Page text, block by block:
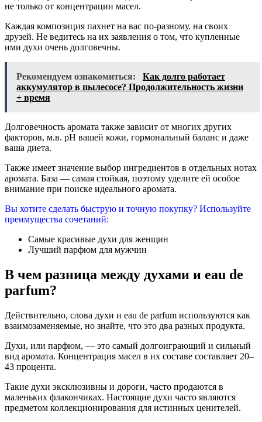
не только от концентрации масел.
Каждая композиция пахнет на вас по-разному. на своих
друзей. Не ведитесь на их заявления о том, что купленные
ими духи очень долговечны.
Рекомендуем ознакомиться:
Как долго работает
аккумулятор в пылесосе? Продолжительность жизни
+ время
Долговечность аромата также зависит от многих других
факторов, м.в. рН вашей кожи, гормональный баланс и даже
ваша диета.
Также имеет значение выбор ингредиентов в отдельных нотах
аромата. База — самая стойкая, поэтому уделите ей особое
внимание при поиске идеального аромата.
Вы хотите сделать быструю и точную покупку? Используйте
преимущества сочетаний:
Самые красивые духи для женщин
Лучший парфюм для мужчин
В чем разница между духами и eau de
parfum?
Действительно, слова духи и eau de parfum используются как
взаимозаменяемые, но знайте, что это два разных продукта.
Духи, или парфюм, — это самый долгоиграющий и сильный
вид аромата. Концентрация масел в их составе составляет 20–
43 процента.
Такие духи эксклюзивны и дороги, часто продаются в
маленьких флакончиках. Настоящие духи часто являются
предметом коллекционирования для истинных ценителей.